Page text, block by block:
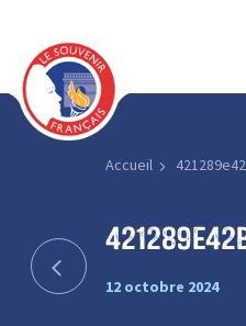
Accueil
12 octobre 2024